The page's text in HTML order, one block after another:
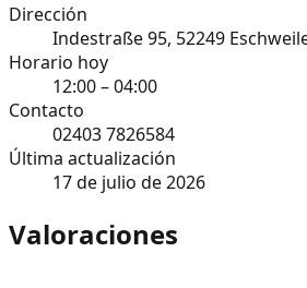
Dirección
Indestraße 95, 52249
Horario hoy
12:00 – 04:00
Contacto
02403 7826584
Última actualización
17 de julio de 2026
Valoraciones